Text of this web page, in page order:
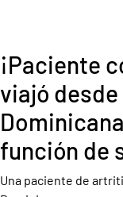
¡Paciente
viajó
función de
Una paciente de